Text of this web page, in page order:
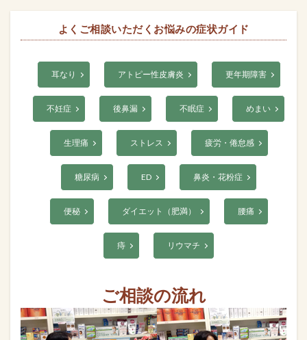
よくご相談いただくお悩みの症状ガイド
耳なり アトピー性皮膚炎 更年期障害
不妊症 後鼻漏 不眠症 めまい
生理痛 ストレス 疲労・倦怠感
糖尿病 ED 鼻炎・花粉症
便秘 ダイエット（肥満） 腰痛
痔 リウマチ
ご相談の流れ